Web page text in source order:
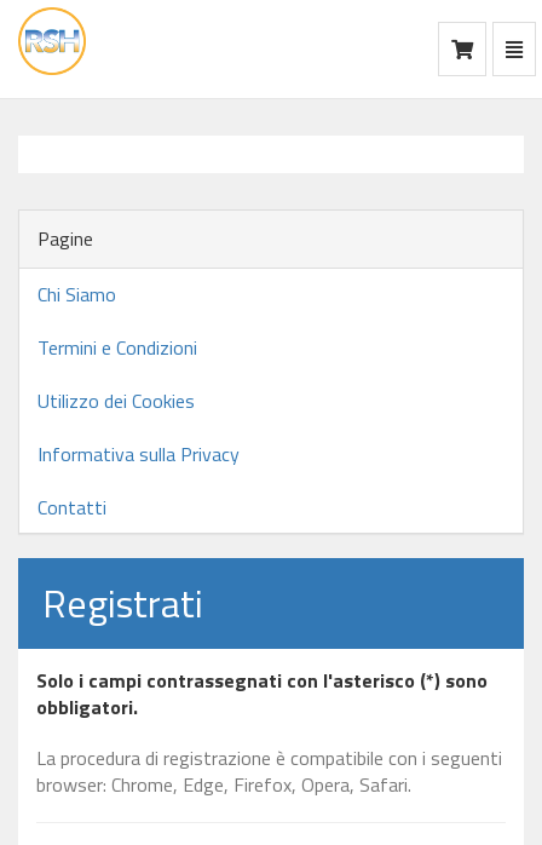
vai
alla
Pagine
Chi Siamo
Termini e Condizioni
Utilizzo dei Cookies
Informativa sulla Privacy
Contatti
Registrati
Solo i campi contrassegnati con l'asterisco (*) sono
obbligatori.
La procedura di registrazione è compatibile con i seguenti
browser: Chrome, Edge, Firefox, Opera, Safari.